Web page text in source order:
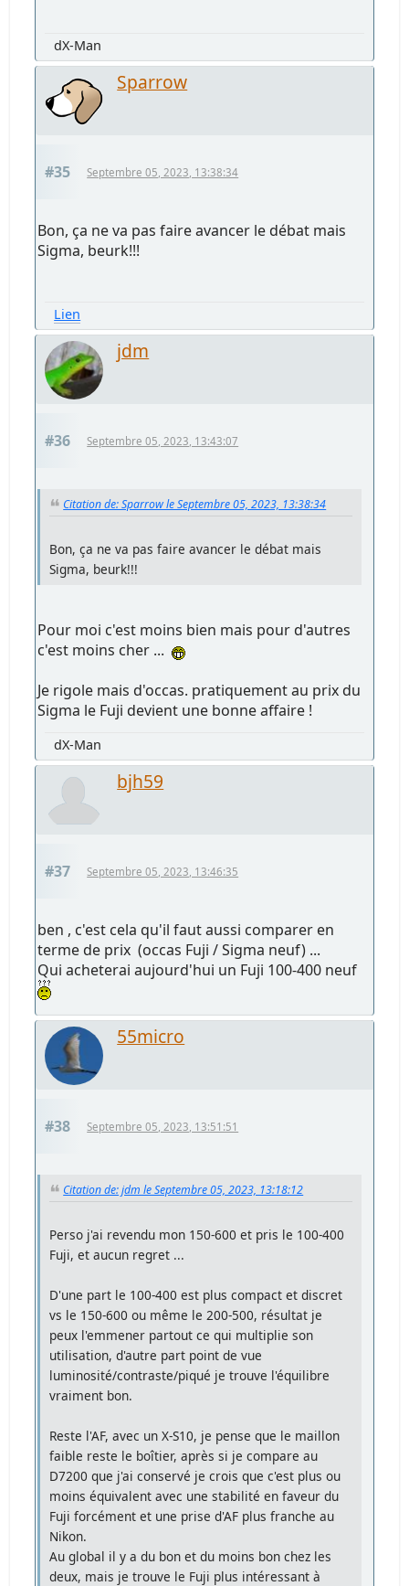
dX-Man
Sparrow
#35 Septembre 05, 2023, 13:38:34
Bon, ça ne va pas faire avancer le débat mais
Sigma, beurk!!!
Lien
jdm
#36 Septembre 05, 2023, 13:43:07
Citation de: Sparrow le Septembre 05, 2023, 13:38:34
Bon, ça ne va pas faire avancer le débat mais
Sigma, beurk!!!
Pour moi c'est moins bien mais pour d'autres
c'est moins cher ...
Je rigole mais d'occas. pratiquement au prix du
Sigma le Fuji devient une bonne affaire !
dX-Man
bjh59
#37 Septembre 05, 2023, 13:46:35
ben , c'est cela qu'il faut aussi comparer en
terme de prix (occas Fuji / Sigma neuf) ...
Qui acheterai aujourd'hui un Fuji 100-400 neuf
55micro
#38 Septembre 05, 2023, 13:51:51
Citation de: jdm le Septembre 05, 2023, 13:18:12
Perso j'ai revendu mon 150-600 et pris le 100-400
Fuji, et aucun regret ...
D'une part le 100-400 est plus compact et discret
vs le 150-600 ou même le 200-500, résultat je
peux l'emmener partout ce qui multiplie son
utilisation, d'autre part point de vue
luminosité/contraste/piqué je trouve l'équilibre
vraiment bon.
Reste l'AF, avec un X-S10, je pense que le maillon
faible reste le boîtier, après si je compare au
D7200 que j'ai conservé je crois que c'est plus ou
moins équivalent avec une stabilité en faveur du
Fuji forcément et une prise d'AF plus franche au
Nikon.
Au global il y a du bon et du moins bon chez les
deux, mais je trouve le Fuji plus intéressant à